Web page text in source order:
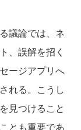
議論では、ネ
、誤解を招く
ージアプリへ
れる。こうし
見つけること
とも重要であ